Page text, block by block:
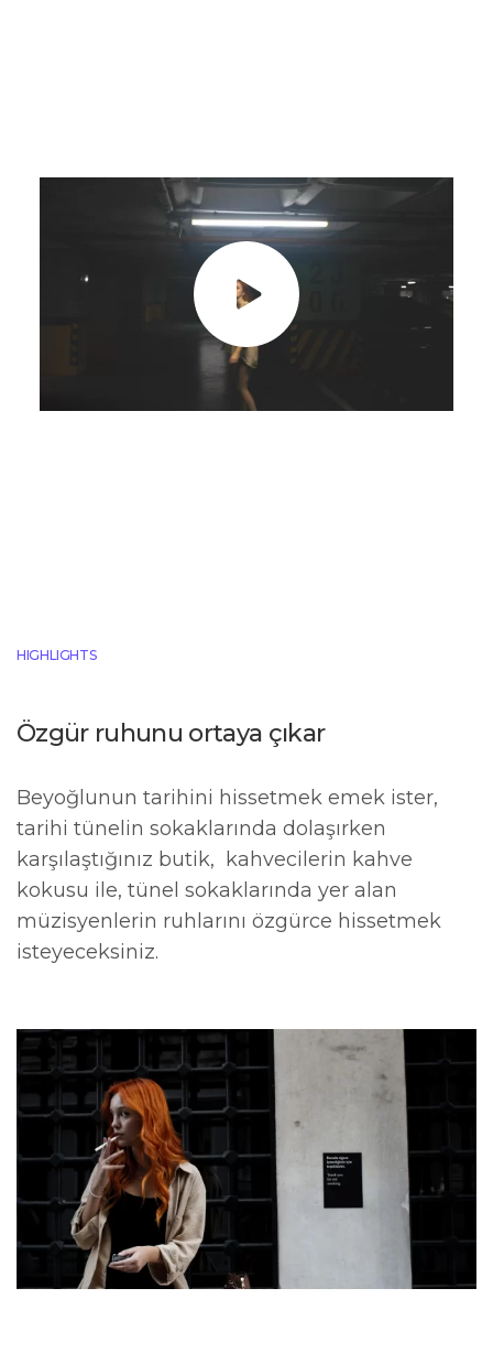
HIGHLIGHTS
Özgür ruhunu ortaya çıkar
Beyoğlunun tarihini hissetmek emek ister,
tarihi tünelin sokaklarında dolaşırken
karşılaştığınız butik, kahvecilerin kahve
kokusu ile, tünel sokaklarında yer alan
müzisyenlerin ruhlarını özgürce hissetmek
isteyeceksiniz.